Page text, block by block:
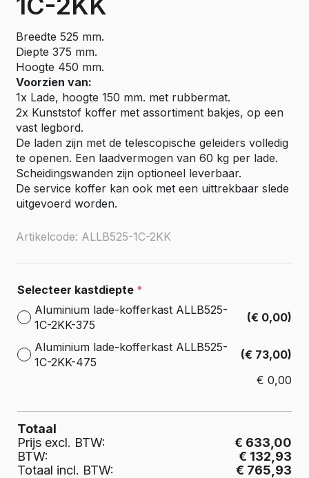
Breedte 525 mm.
Diepte 375 mm.
Hoogte 450 mm.
Voorzien van:
1x Lade, hoogte 150 mm. met rubbermat.
2x Kunststof koffer met assortiment bakjes, op een
vast legbord.
De laden zijn met de telescopische geleiders volledig
te openen. Een laadvermogen van 60 kg per lade.
Scheidingswanden zijn optioneel leverbaar.
De service koffer kan ook met een uittrekbaar slede
uitgevoerd worden.
Artikelcode: ALLB525-1C-2KK
Selecteer kastdiepte *
Aluminium lade-kofferkast ALLB525-
1C-2KK-375
(€ 0,00)
Aluminium lade-kofferkast ALLB525-
1C-2KK-475
(€ 73,00)
€ 0,00
Totaal
Prijs excl. BTW:
€ 633,00
BTW:
€ 132,93
Totaal incl. BTW:
€ 765,93